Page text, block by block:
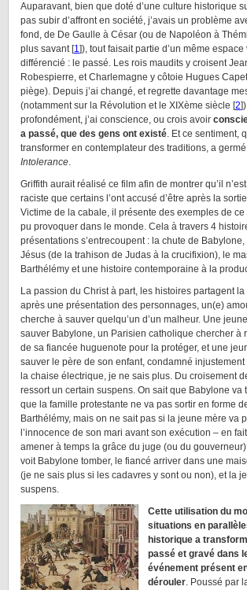
Auparavant, bien que doté d’une culture historique
pas subir d’affront en société, j’avais un problème
fond, de De Gaulle à César (ou de Napoléon à
plus savant [1]), tout faisait partie d’un même
différencié : le passé. Les rois maudits y croisent
Robespierre, et Charlemagne y côtoie Hugues
piège). Depuis j’ai changé, et regrette davantage
(notamment sur la Révolution et le XIXème siècle [2
profondément, j’ai conscience, ou crois avoir
a passé, que des gens ont existé. Et ce sentiment,
transformer en contemplateur des traditions, a germé
Intolerance.
Griffith aurait réalisé ce film afin de montrer qu’il
raciste que certains l’ont accusé d’être après la
Victime de la cabale, il présente des exemples de ce
pu provoquer dans le monde. Cela à travers 4
présentations s’entrecoupent : la chute de
Jésus (de la trahison de Judas à la crucifixion), le
Barthélémy et une histoire contemporaine à la
La passion du Christ à part, les histoires partagent
après une présentation des personnages, un(e)
cherche à sauver quelqu’un d’un malheur. Une
sauver Babylone, un Parisien catholique chercher à
de sa fiancée huguenote pour la protéger, et une
sauver le père de son enfant, condamné
la chaise électrique, je ne sais plus. Du croisement
ressort un certain suspens. On sait que Babylone va
que la famille protestante ne va pas sortir en forme
Barthélémy, mais on ne sait pas si la jeune mère va
l’innocence de son mari avant son exécution – en
amener à temps la grâce du juge (ou du
voit Babylone tomber, le fiancé arriver dans une
(je ne sais plus si les cadavres y sont ou non), et la
suspens.
Cette utilisation du
situations en
historique a
passé et gravé dans
événement présent
dérouler. Poussé par